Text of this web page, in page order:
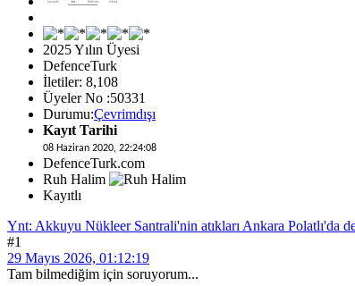
2025 Yılın Üyesi
DefenceTurk
İletiler: 8,108
Üyeler No :50331
Durumu:Çevrimdışı
Kayıt Tarihi
08 Haziran 2020, 22:24:08
DefenceTurk.com
Ruh Halim
Kayıtlı
Ynt: Akkuyu Nükleer Santrali'nin atıkları Ankara Polatlı'da
#1
29 Mayıs 2026, 01:12:19
Tam bilmediğim için soruyorum...